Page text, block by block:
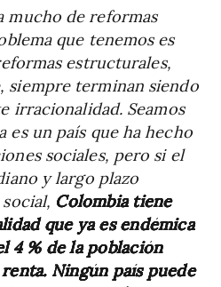
mucho de reformas
que tenemos es
estructurales,
siempre terminan siendo
irracionalidad. Seamos
es un país que ha hecho
sociales, pero si el
y largo plazo
Colombia tiene
que ya es endémica
4 % de la población
Ningún país puede